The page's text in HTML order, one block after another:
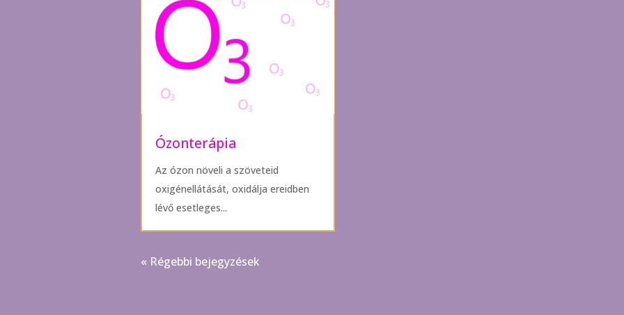
Ózonterápia
Az ózon növeli a szöveteid
oxigénellátását, oxidálja ereidben
lévő esetleges...
« Régebbi bejegyzések